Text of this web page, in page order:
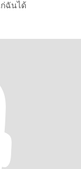
ฉันได้